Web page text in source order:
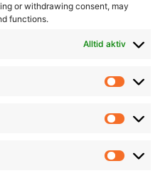
or withdrawing consent, may
functions.
Alltid aktiv